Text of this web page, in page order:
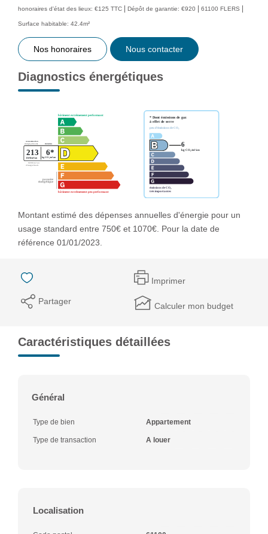
honoraires d'état des lieux: €125 TTC | Dépôt de garantie: €920 | 61100 FLERS |
Surface habitable: 42.4m²
Nos honoraires Nous contacter
Diagnostics énergétiques
Montant estimé des dépenses annuelles d'énergie pour un
usage standard entre 750€ et 1070€. Pour la date de
référence 01/01/2023.
Imprimer
Partager Calculer mon budget
Caractéristiques détaillées
Général
Type de bien Appartement
Type de transaction A louer
Localisation